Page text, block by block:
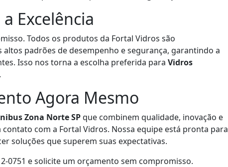
Excelência
Todos os produtos da Fortal Vidros são
padrões de desempenho e segurança, garantindo a
Isso nos torna a escolha preferida para Vidros
.
Agora Mesmo
Zona Norte SPque combinem qualidade, inovação e
com a Fortal Vidros. Nossa equipe está pronta para
soluções que superem suas expectativas.
0751 e solicite um orçamento sem compromisso.